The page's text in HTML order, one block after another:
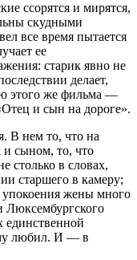
ссорятся и мирятся,
скудными
все время пытается
ее
старик явно не
делает,
этого же фильма —
и сын на дороге».
В нем то, что на
и сыном, то, что
столько в словах,
старшего в камеру;
упокоения жены много
Люксембургского
единственной
любил. И — в